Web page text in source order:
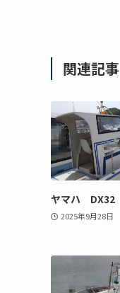
関連記事
ヤマハ DX32
2025年9月28日